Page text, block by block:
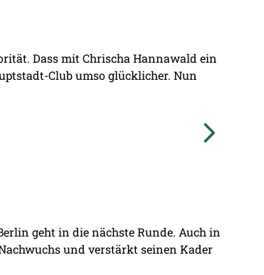
Dass mit Chrischa Hannawald ein
Club umso glücklicher. Nun
geht in die nächste Runde. Auch in
und verstärkt seinen Kader